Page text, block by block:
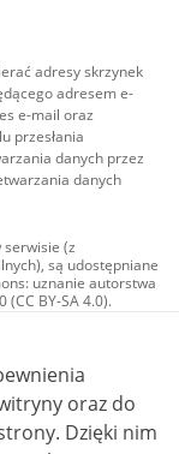
adresy skrzynek
adresem e-
e-mail oraz
przesłania
danych przez
danych
(z
są udostępniane
uznanie autorstwa
(CC BY-SA 4.0).
zdjęcia, materiały
licencji typu
użycie
4.0 (CC BY-
inaczej.
oraz do
nim